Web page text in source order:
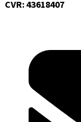
CVR: 43618407